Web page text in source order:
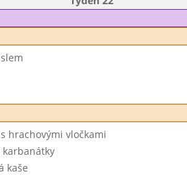
hrachovými vločkami
karbanátky
kaše